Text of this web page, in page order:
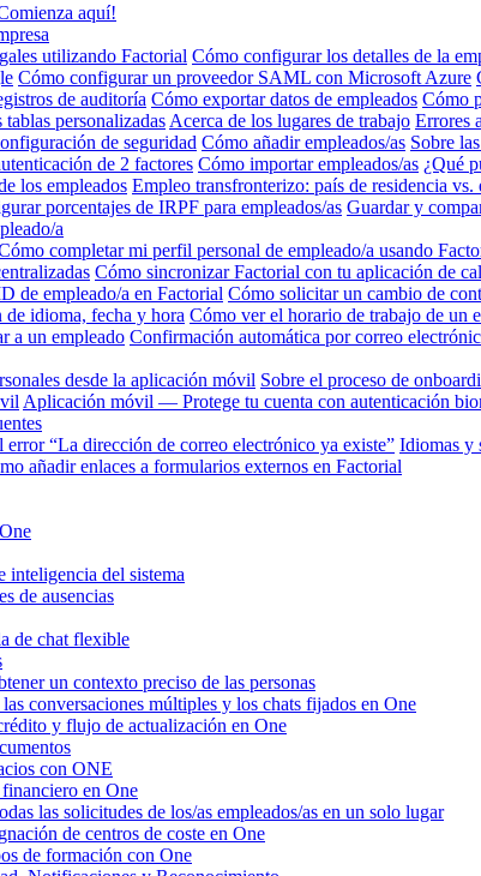
aquí!
utilizando Factorial Cómo configurar los detalles de la
Cómo configurar un proveedor SAML con Microsoft Azure
de auditoría Cómo exportar datos de empleados Cómo
tablas personalizadas Acerca de los lugares de trabajo Errores
de seguridad Cómo añadir empleados/as Sobre
de 2 factores Cómo importar empleados/as ¿Qué
los empleados Empleo transfronterizo: país de residencia vs.
porcentajes de IRPF para empleados/as Guardar y
a
completar mi perfil personal de empleado/a usando
Cómo sincronizar Factorial con tu aplicación de
de empleado/a en Factorial Cómo solicitar un cambio de
idioma, fecha y hora Cómo ver el horario de trabajo de un
a un empleado Confirmación automática por correo
desde la aplicación móvil Sobre el proceso de
Aplicación móvil — Protege tu cuenta con autenticación
error “La dirección de correo electrónico ya existe” Idiomas y
añadir enlaces a formularios externos en Factorial
inteligencia del sistema
de ausencias
de chat flexible
un contexto preciso de las personas
conversaciones múltiples y los chats fijados en One
y flujo de actualización en One
con ONE
en One
las solicitudes de los/as empleados/as en un solo lugar
de centros de coste en One
de formación con One